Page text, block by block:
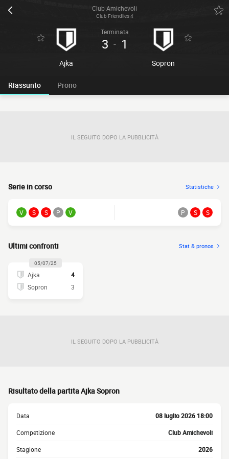
Club Amichevoli
Club Friendlies 4
Ajka
Terminata
3 - 1
Sopron
Riassunto Prono
IL SEGUITO DOPO LA PUBBLICITÀ
Serie in corso Statistiche
V S S P V P S S
Ultimi confronti Stat & pronos
05/07/25
Ajka
4
Sopron
3
IL SEGUITO DOPO LA PUBBLICITÀ
Risultato della partita Ajka Sopron
Data 08 luglio 2026 18:00
Competizione Club Amichevoli
Stagione 2026